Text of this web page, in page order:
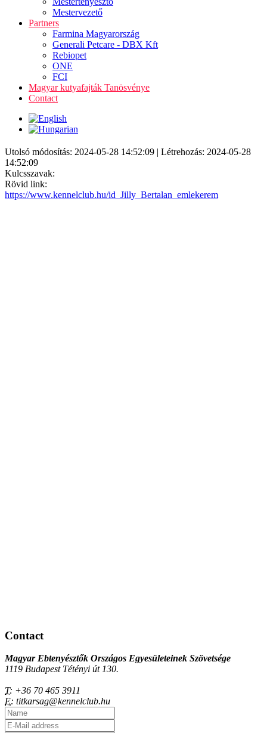
Mestervezető
Partners
Farmina Magyarország
Generali Petcare - DBX Kft
Rebiopet
ONE
FCI
Magyar kutyafajták Tanösvénye
Contact
Utolsó módosítás: 2024-05-28 14:52:09 | Létrehozás: 2024-05-28
14:52:09
Kulcsszavak:
Rövid link:
https://www.kennelclub.hu/id_Jilly_Bertalan_emlekerem
Contact
Magyar Ebtenyésztők Országos Egyesületeinek Szövetsége
1119 Budapest Tétényi út 130.
T: +36 70 465 3911
E: titkarsag@kennelclub.hu